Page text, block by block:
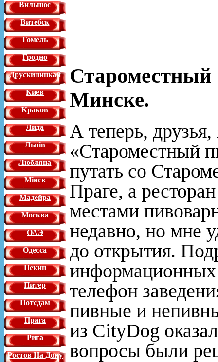
Вильнюс
Витебск
Гомель
Гродно
Друскининкай
Киев
Краков
Лида
Львiв
Любляна
Мінск
Мадейра
Москва
ОАЭ
Одесса
Пекин
Питер
Потсдам
Прага
Рига
Ростов На Дону
Староместный
Минске.
А теперь,
«Староместный
путать со
Праге, а
местами
недавно, но мне
до открытия.
информационных
телефон
пивные и
из CityDog
вопросы были